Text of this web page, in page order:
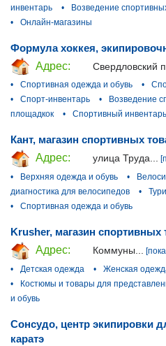
инвентарь
•
Возведение
•
Онлайн-магазины
Формула хоккея,
Адрес:
Свердловский
•
Спортивная одежда и обувь •
•
Спорт-инвентарь •
Возведение
площадкок
• Спортивный
Кант, магазин спортивных
Адрес:
улица Труда...
•
Верхняя одежда и обувь •
диагностика для велосипедов
•
•
Спортивная одежда и обувь
Krusher, магазин спортивных
Адрес:
Коммуны...
•
Детская одежда • Женская
•
Костюмы и товары для
и обувь
Сонсудо, центр экипировки
каратэ